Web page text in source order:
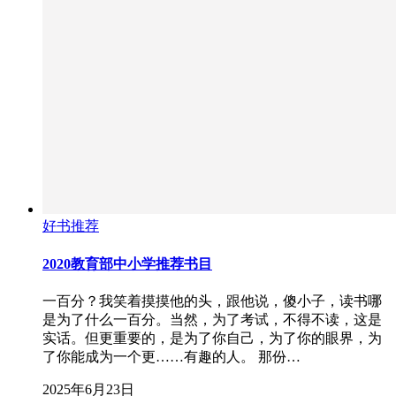
好书推荐
2020教育部中小学推荐书目
一百分？我笑着摸摸他的头，跟他说，傻小子，读书哪
是为了什么一百分。当然，为了考试，不得不读，这是
实话。但更重要的，是为了你自己，为了你的眼界，为
了你能成为一个更……有趣的人。 那份…
2025年6月23日